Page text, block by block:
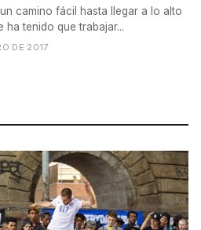
camino fácil hasta llegar a lo alto
ha tenido que trabajar...
DE 2017